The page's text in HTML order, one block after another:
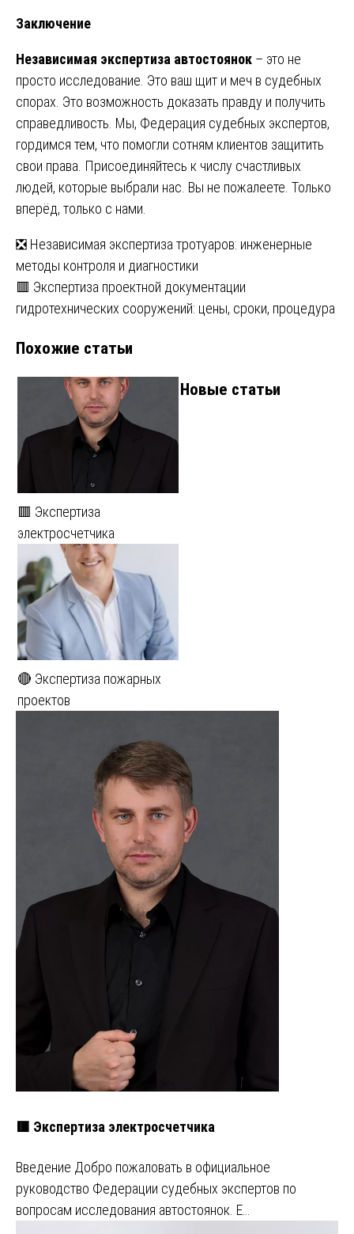
Заключение
Независимая экспертиза автостоянок – это не
просто исследование. Это ваш щит и меч в судебных
спорах. Это возможность доказать правду и получить
справедливость. Мы, Федерация судебных экспертов,
гордимся тем, что помогли сотням клиентов защитить
свои права. Присоединяйтесь к числу счастливых
людей, которые выбрали нас. Вы не пожалеете. Только
вперёд, только с нами.
Навигация
по
записям
❎ Независимая экспертиза тротуаров: инженерные
методы контроля и диагностики
🟥 Экспертиза проектной документации
гидротехнических сооружений: цены, сроки, процедура
Похожие статьи
🟥 Экспертиза
электросчетчика
🔴 Экспертиза пожарных
проектов
Новые статьи
🟥 Экспертиза электросчетчика
Введение Добро пожаловать в официальное
руководство Федерации судебных экспертов по
вопросам исследования автостоянок. Е…